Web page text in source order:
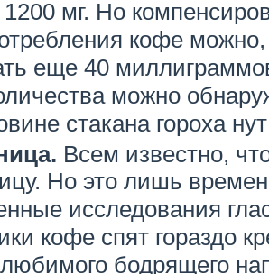
мг. Но
кофе
еще 40
можно
стакана гороха
Всем известно,
Но это лишь
исследования
кофе спят гораздо
бодрящего